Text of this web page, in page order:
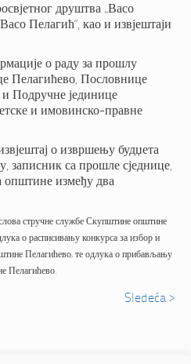
друштва „Васо
Пелагић“, као и извјештаји
о раду за прошлу
Пелагићево, Пословнице
Подручне јединице
и имовинско-правне
о извршењу будџета
записник са прошле сједнице,
општине између два
стручне службе Скупштине општине
о расписивању конкурса за избор и
Пелагићево, те одлука о прибављању
Пелагићево.
Sledeća >